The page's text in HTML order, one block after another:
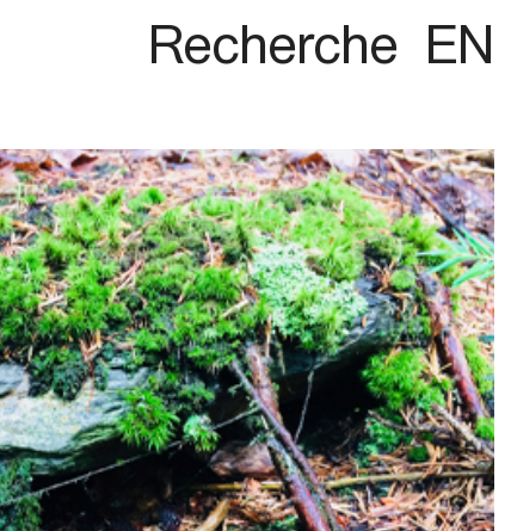
Recherche EN